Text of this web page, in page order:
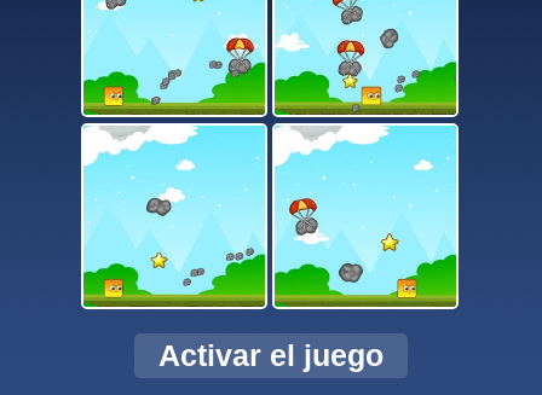
Activar el juego